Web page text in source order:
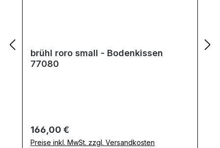
brühl roro small - Bodenkissen
77080
Regulärer Preis:
166,00 €
Preise inkl. MwSt. zzgl. Versandkosten